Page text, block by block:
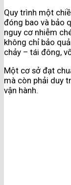
Quy trình một
đóng bao và bảo
nguy cơ nhiễm
không chỉ bảo
chảy – tái đông,
Một cơ sở đạt
mà còn phải duy
vận hành.